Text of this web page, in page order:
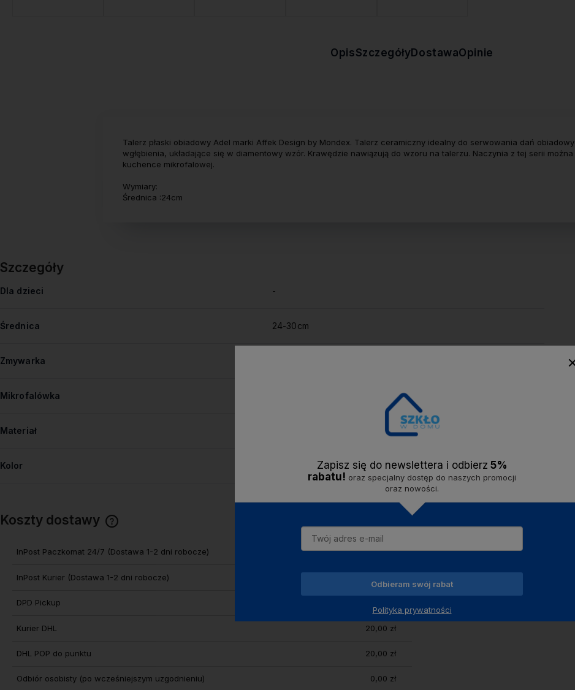
OpisSzczegółyDostawaOpinie
Talerz płaski obiadowy Adel marki Affek Design by Mondex. Talerz ceramiczny idealny do serwowania dań
wgłębienia, układające się w diamentowy wzór. Krawędzie nawiązują do wzoru na talerzu. Naczynia z tej serii
kuchence mikrofalowej.
Wymiary:
Średnica :24cm
Szczegóły
Dla dzieci -
Średnica 24-30cm
Zmywarka
Mikrofalówka
Materiał
Kolor
Koszty dostawy
Cena nie zawiera ewentualnych
InPost Paczkomat 24/7 (Dostawa 1-2 dni robocze) 18,00 zł
InPost Kurier (Dostawa 1-2 dni robocze)
DPD Pickup
Kurier DHL 20,00 zł
DHL POP do punktu 20,00 zł
Odbiór osobisty(po wcześniejszym uzgodnieniu) 0,00 zł
Zapisz się do newslettera i odbierz 5%
rabatu! oraz specjalny dostęp do naszych promocji
oraz nowości.
Odbieram swój rabat
Polityka prywatności